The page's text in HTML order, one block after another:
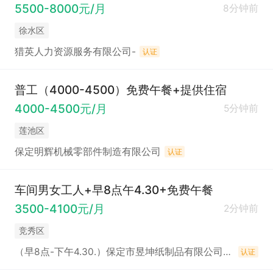
5500-8000元/月
8分钟前
徐水区
猎英人力资源服务有限公司- 认证
普工（4000-4500）免费午餐+提供住宿
4000-4500元/月
5分钟前
莲池区
保定明辉机械零部件制造有限公司 认证
车间男女工人+早8点午4.30+免费午餐
3500-4100元/月
2分钟前
竞秀区
（早8点-下午4.30.）保定市昱坤纸制品有限公司招聘 认证